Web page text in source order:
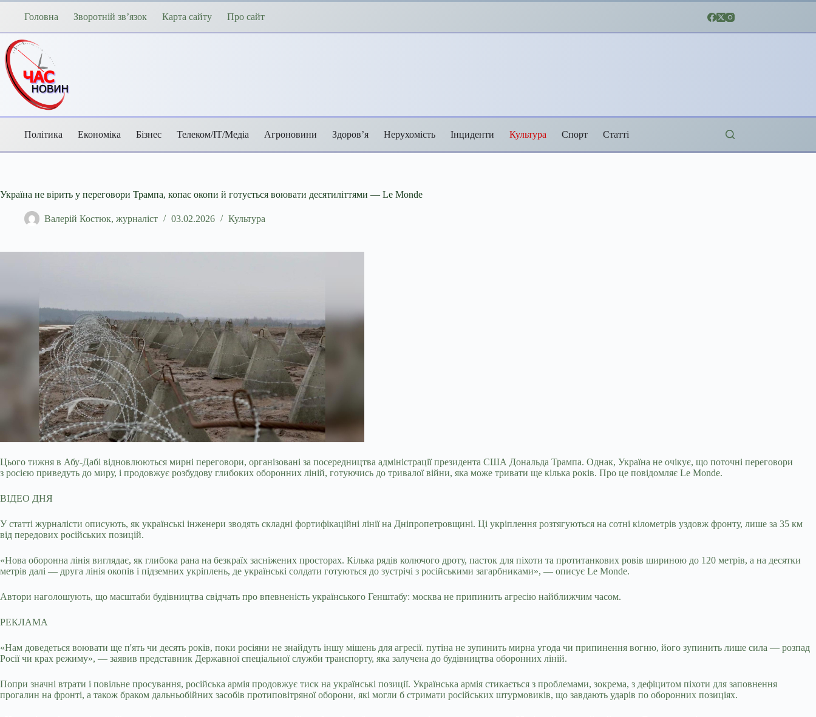
Перейти
Головна Зворотній зв’язок Карта сайту Про сайт
Політика Економіка Бізнес Телеком/ІТ/Медіа Агроновини Здоров’я Нерухомість Інциденти Культура Спорт Статті
Україна не вірить у переговори Трампа, копає окопи й готується воювати десятиліттями — Le Monde
Валерій Костюк, журналіст 03.02.2026 Культура
Цього тижня в Абу-Дабі відновлюються мирні переговори, організовані за посередництва адміністрації президента США Дональда Трампа. Однак, Україна не очікує, що поточні переговори
з росією приведуть до миру, і продовжує розбудову глибоких оборонних ліній, готуючись до тривалої війни, яка може тривати ще кілька років. Про це повідомляє Le Monde.
ВІДЕО ДНЯ
У статті журналісти описують, як українські інженери зводять складні фортифікаційні лінії на Дніпропетровщині. Ці укріплення розтягуються на сотні кілометрів уздовж фронту, лише за 35 км
від передових російських позицій.
«Нова оборонна лінія виглядає, як глибока рана на безкраїх засніжених просторах. Кілька рядів колючого дроту, пасток для піхоти та протитанкових ровів шириною до 120 метрів, а на десятки
метрів далі — друга лінія окопів і підземних укріплень, де українські солдати готуються до зустрічі з російськими загарбниками», — описує Le Monde.
Автори наголошують, що масштаби будівництва свідчать про впевненість українського Генштабу: москва не припинить агресію найближчим часом.
РЕКЛАМА
«Нам доведеться воювати ще п'ять чи десять років, поки росіяни не знайдуть іншу мішень для агресії. путіна не зупинить мирна угода чи припинення вогню, його зупинить лише сила — розпад
Росії чи крах режиму», — заявив представник Державної спеціальної служби транспорту, яка залучена до будівництва оборонних ліній.
Попри значні втрати і повільне просування, російська армія продовжує тиск на українські позиції. Українська армія стикається з проблемами, зокрема, з дефіцитом піхоти для заповнення
прогалин на фронті, а також браком дальньобійних засобів протиповітряної оборони, які могли б стримати російських штурмовиків, що завдають ударів по оборонних позиціях.